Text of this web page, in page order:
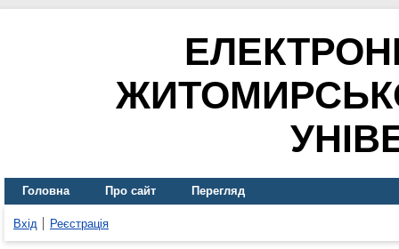
Головна Про сайт Перегляд
Вхід Реєстрація